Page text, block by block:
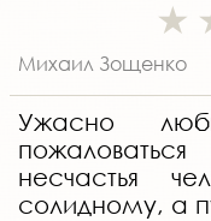
Михаил Зощенко
Ужасно
несчастья
солидному, а